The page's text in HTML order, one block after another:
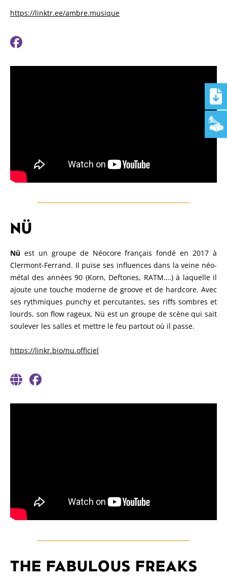
https://linktr.ee/ambre.musique
NÜ
Nü est un groupe de Néocore français fondé en 2017 à
Clermont-Ferrand. Il puise ses influences dans la veine néo-
métal des années 90 (Korn, Deftones, RATM….) à laquelle il
ajoute une touche moderne de groove et de hardcore. Avec
ses rythmiques punchy et percutantes, ses riffs sombres et
lourds, son flow rageux, Nü est un groupe de scène qui sait
soulever les salles et mettre le feu partout où il passe.
https://linkr.bio/nu.officiel
THE FABULOUS FREAKS